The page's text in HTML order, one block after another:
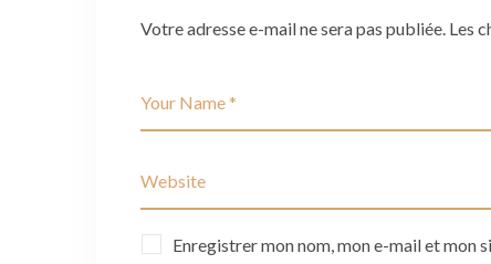
Votre adresse e-mail ne sera pas publiée. Les
Enregistrer mon nom, mon e-mail et mon